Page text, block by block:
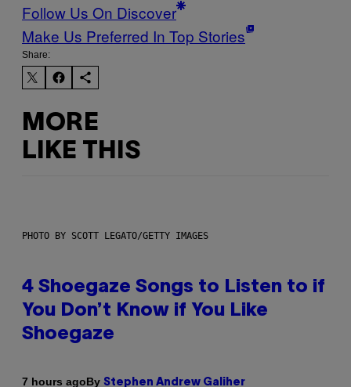
Follow Us On Discover
Make Us Preferred In Top Stories
Share:
MORE
LIKE THIS
PHOTO BY SCOTT LEGATO/GETTY IMAGES
4 Shoegaze Songs to Listen to if
You Don’t Know if You Like
Shoegaze
7 hours agoBy Stephen Andrew Galiher